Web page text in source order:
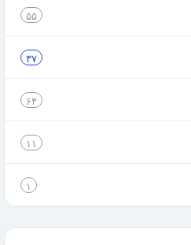
۵۵
۳۷
۶۴
۱۱
۱